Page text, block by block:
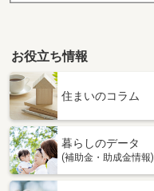
お役立ち情報
住まいのコラム
暮らしのデータ
(補助金・助成金情報)